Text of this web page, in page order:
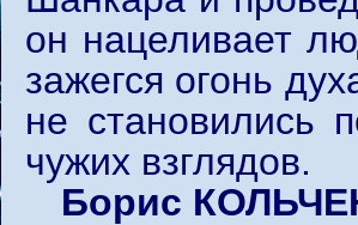
он нацеливает
зажегся огонь
не становились
чужих взглядов.
Борис